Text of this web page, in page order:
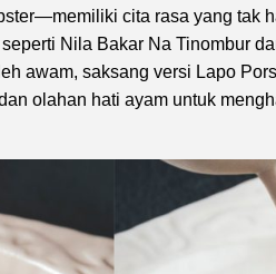
cita rasa yang tak
Nila Bakar Na Tinombur
awam, saksang versi Lapo
olahan hati ayam untuk